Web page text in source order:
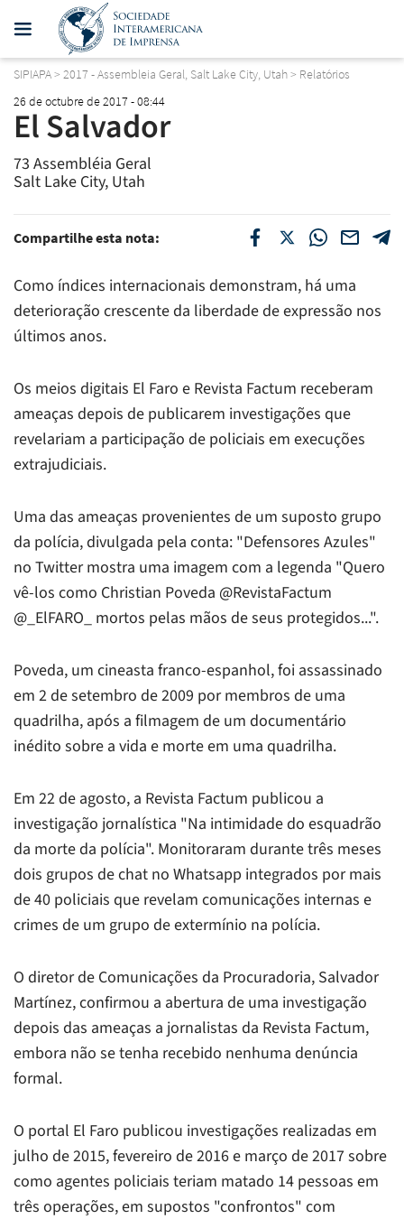
SIPIAPA> 2017 - Assembleia Geral, Salt Lake City, Utah> Relatórios
26 de octubre de 2017 - 08:44
El Salvador
73 Assembléia Geral
Salt Lake City, Utah
Compartilhe esta nota:
Como índices internacionais demonstram, há uma
deterioração crescente da liberdade de expressão nos
últimos anos.
Os meios digitais El Faro e Revista Factum receberam
ameaças depois de publicarem investigações que
revelariam a participação de policiais em execuções
extrajudiciais.
Uma das ameaças provenientes de um suposto grupo
da polícia, divulgada pela conta: "Defensores Azules"
no Twitter mostra uma imagem com a legenda "Quero
vê-los como Christian Poveda @RevistaFactum
@_ElFARO_ mortos pelas mãos de seus protegidos...".
Poveda, um cineasta franco-espanhol, foi assassinado
em 2 de setembro de 2009 por membros de uma
quadrilha, após a filmagem de um documentário
inédito sobre a vida e morte em uma quadrilha.
Em 22 de agosto, a Revista Factum publicou a
investigação jornalística "Na intimidade do esquadrão
da morte da polícia". Monitoraram durante três meses
dois grupos de chat no Whatsapp integrados por mais
de 40 policiais que revelam comunicações internas e
crimes de um grupo de extermínio na polícia.
O diretor de Comunicações da Procuradoria, Salvador
Martínez, confirmou a abertura de uma investigação
depois das ameaças a jornalistas da Revista Factum,
embora não se tenha recebido nenhuma denúncia
formal.
O portal El Faro publicou investigações realizadas em
julho de 2015, fevereiro de 2016 e março de 2017 sobre
como agentes policiais teriam matado 14 pessoas em
três operações, em supostos "confrontos" com